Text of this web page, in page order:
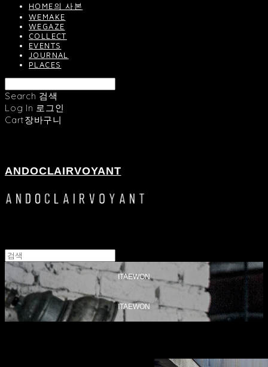
HOME의 사본
WEMAKE
WEGAZE
COLLECT
EVENTS
JOURNAL
PLACES
Search 검색
Log In 로그인
Cart장바구니
ANDOCLAIRVOYANT
ITAEWON
ITAEWON